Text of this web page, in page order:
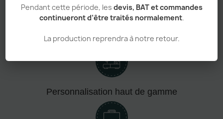
Pendant cette période, les devis, BAT et commandes
continueront d’être traités normalement.
La production reprendra à notre retour.
Confort absolu & durabilité renforcée
Personnalisation haut de gamme